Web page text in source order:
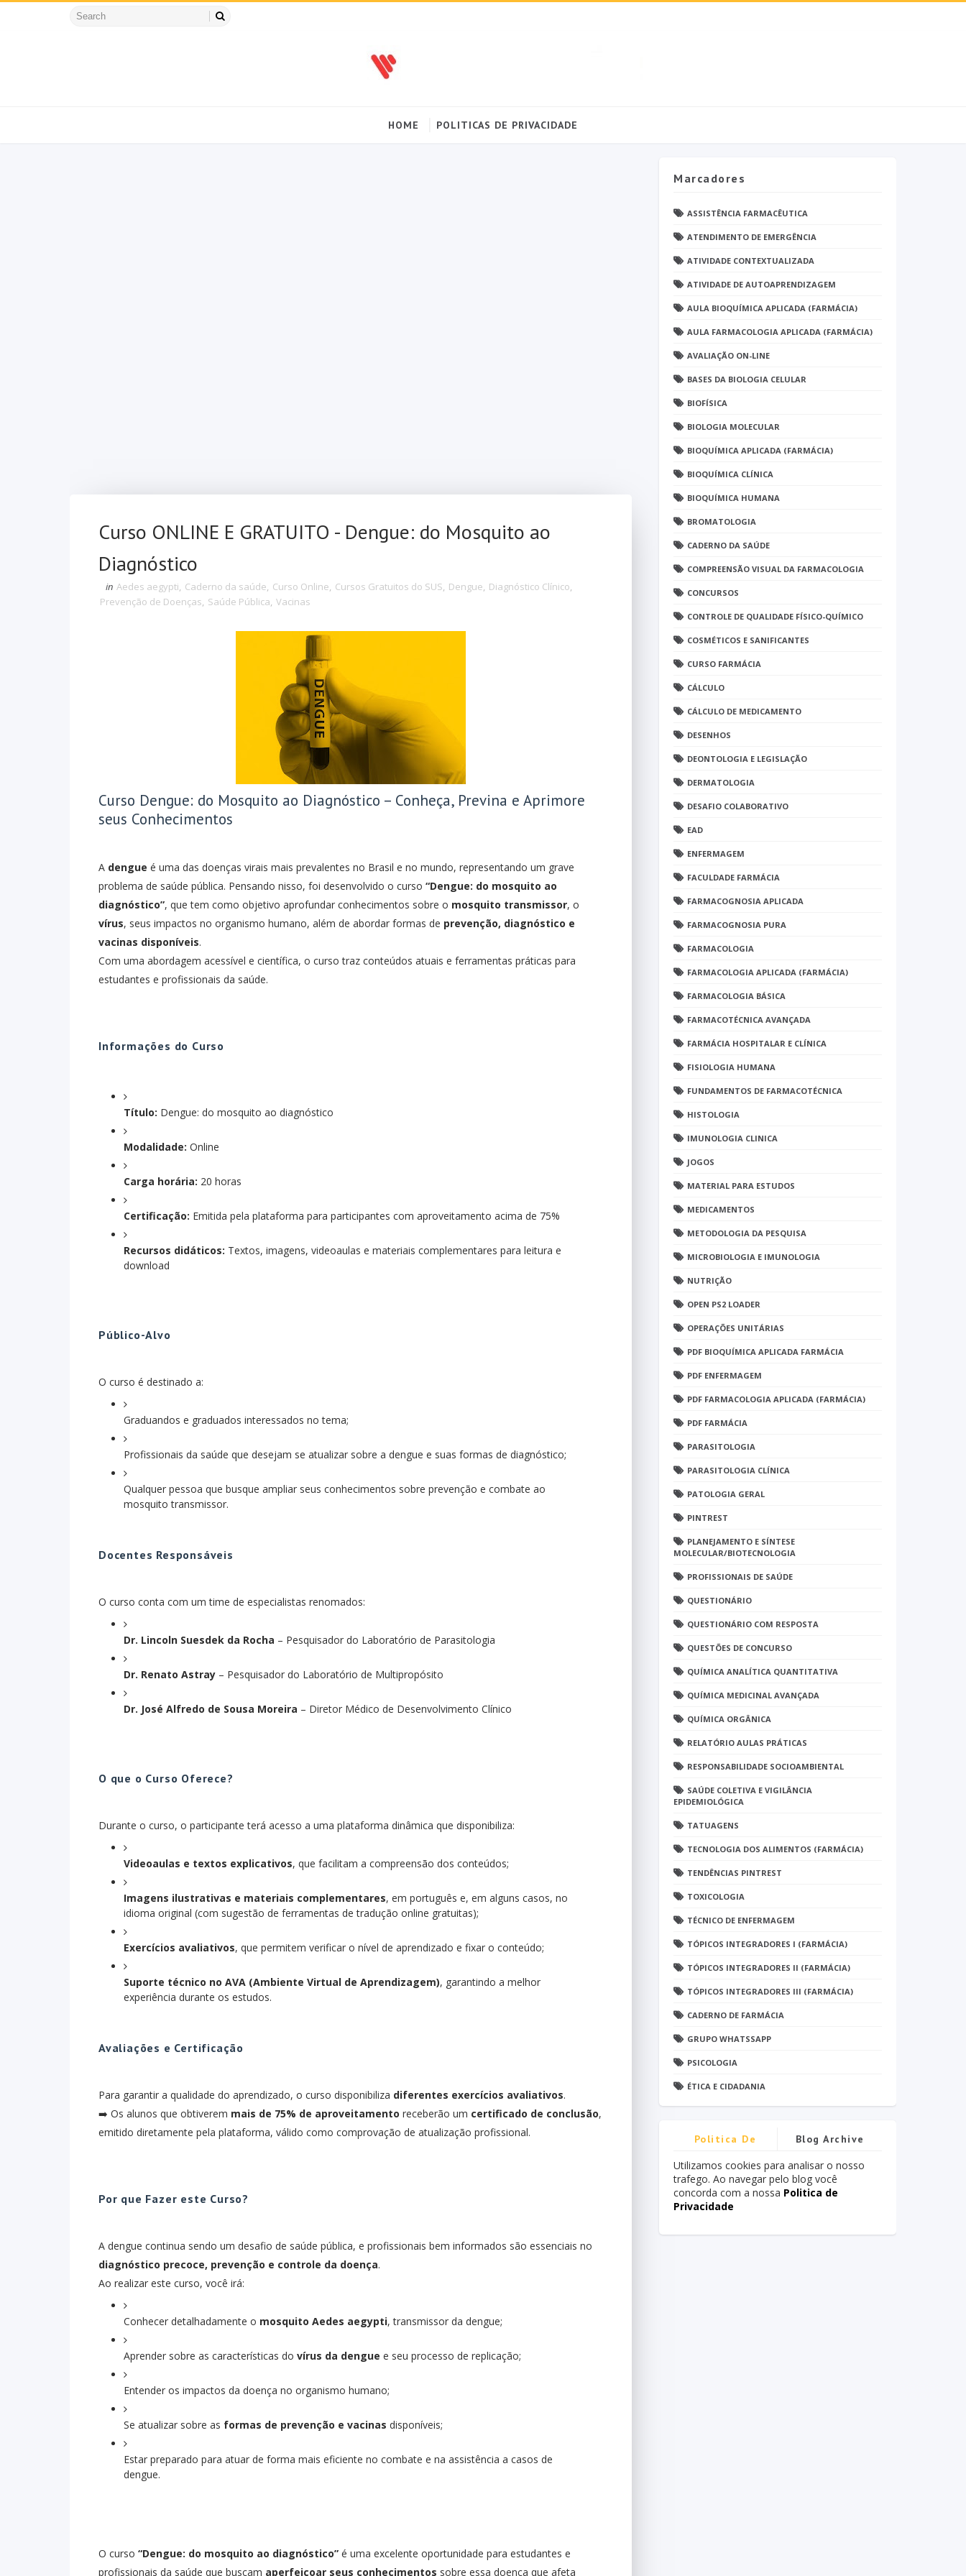
HOME POLITICAS DE PRIVACIDADE
Curso ONLINE E GRATUITO - Dengue: do Mosquito ao
Diagnóstico
in Aedes aegypti, Caderno da saúde, Curso Online, Cursos Gratuitos do SUS, Dengue, Diagnóstico Clínico,
Prevenção de Doenças, Saúde Pública, Vacinas
Curso Dengue: do Mosquito ao Diagnóstico – Conheça, Previna e Aprimore
seus Conhecimentos
A dengue é uma das doenças virais mais prevalentes no Brasil e no mundo, representando um grave
problema de saúde pública. Pensando nisso, foi desenvolvido o curso “Dengue: do mosquito ao
diagnóstico”, que tem como objetivo aprofundar conhecimentos sobre o mosquito transmissor, o
vírus, seus impactos no organismo humano, além de abordar formas de prevenção, diagnóstico e
vacinas disponíveis.
Com uma abordagem acessível e científica, o curso traz conteúdos atuais e ferramentas práticas para
estudantes e profissionais da saúde.
Informações do Curso
Título: Dengue: do mosquito ao diagnóstico
Modalidade: Online
Carga horária: 20 horas
Certificação: Emitida pela plataforma para participantes com aproveitamento acima de 75%
Recursos didáticos: Textos, imagens, videoaulas e materiais complementares para leitura e
download
Público-Alvo
O curso é destinado a:
Graduandos e graduados interessados no tema;
Profissionais da saúde que desejam se atualizar sobre a dengue e suas formas de diagnóstico;
Qualquer pessoa que busque ampliar seus conhecimentos sobre prevenção e combate ao
mosquito transmissor.
Docentes Responsáveis
O curso conta com um time de especialistas renomados:
Dr. Lincoln Suesdek da Rocha – Pesquisador do Laboratório de Parasitologia
Dr. Renato Astray – Pesquisador do Laboratório de Multipropósito
Dr. José Alfredo de Sousa Moreira – Diretor Médico de Desenvolvimento Clínico
O que o Curso Oferece?
Durante o curso, o participante terá acesso a uma plataforma dinâmica que disponibiliza:
Videoaulas e textos explicativos, que facilitam a compreensão dos conteúdos;
Imagens ilustrativas e materiais complementares, em português e, em alguns casos, no
idioma original (com sugestão de ferramentas de tradução online gratuitas);
Exercícios avaliativos, que permitem verificar o nível de aprendizado e fixar o conteúdo;
Suporte técnico no AVA (Ambiente Virtual de Aprendizagem), garantindo a melhor
experiência durante os estudos.
Avaliações e Certificação
Para garantir a qualidade do aprendizado, o curso disponibiliza diferentes exercícios avaliativos.
➡️ Os alunos que obtiverem mais de 75% de aproveitamento receberão um certificado de conclusão,
emitido diretamente pela plataforma, válido como comprovação de atualização profissional.
Por que Fazer este Curso?
A dengue continua sendo um desafio de saúde pública, e profissionais bem informados são essenciais no
diagnóstico precoce, prevenção e controle da doença.
Ao realizar este curso, você irá:
Conhecer detalhadamente o mosquito Aedes aegypti, transmissor da dengue;
Aprender sobre as características do vírus da dengue e seu processo de replicação;
Entender os impactos da doença no organismo humano;
Se atualizar sobre as formas de prevenção e vacinas disponíveis;
Estar preparado para atuar de forma mais eficiente no combate e na assistência a casos de
dengue.
O curso “Dengue: do mosquito ao diagnóstico” é uma excelente oportunidade para estudantes e
profissionais da saúde que buscam aperfeiçoar seus conhecimentos sobre essa doença que afeta
Marcadores
ASSISTÊNCIA FARMACÊUTICA
ATENDIMENTO DE EMERGÊNCIA
ATIVIDADE CONTEXTUALIZADA
ATIVIDADE DE AUTOAPRENDIZAGEM
AULA BIOQUÍMICA APLICADA (FARMÁCIA)
AULA FARMACOLOGIA APLICADA (FARMÁCIA)
AVALIAÇÃO ON-LINE
BASES DA BIOLOGIA CELULAR
BIOFÍSICA
BIOLOGIA MOLECULAR
BIOQUÍMICA APLICADA (FARMÁCIA)
BIOQUÍMICA CLÍNICA
BIOQUÍMICA HUMANA
BROMATOLOGIA
CADERNO DA SAÚDE
COMPREENSÃO VISUAL DA FARMACOLOGIA
CONCURSOS
CONTROLE DE QUALIDADE FÍSICO-QUÍMICO
COSMÉTICOS E SANIFICANTES
CURSO FARMÁCIA
CÁLCULO
CÁLCULO DE MEDICAMENTO
DESENHOS
DEONTOLOGIA E LEGISLAÇÃO
DERMATOLOGIA
DESAFIO COLABORATIVO
EAD
ENFERMAGEM
FACULDADE FARMÁCIA
FARMACOGNOSIA APLICADA
FARMACOGNOSIA PURA
FARMACOLOGIA
FARMACOLOGIA APLICADA (FARMÁCIA)
FARMACOLOGIA BÁSICA
FARMACOTÉCNICA AVANÇADA
FARMÁCIA HOSPITALAR E CLÍNICA
FISIOLOGIA HUMANA
FUNDAMENTOS DE FARMACOTÉCNICA
HISTOLOGIA
IMUNOLOGIA CLINICA
JOGOS
MATERIAL PARA ESTUDOS
MEDICAMENTOS
METODOLOGIA DA PESQUISA
MICROBIOLOGIA E IMUNOLOGIA
NUTRIÇÃO
OPEN PS2 LOADER
OPERAÇÕES UNITÁRIAS
PDF BIOQUÍMICA APLICADA FARMÁCIA
PDF ENFERMAGEM
PDF FARMACOLOGIA APLICADA (FARMÁCIA)
PDF FARMÁCIA
PARASITOLOGIA
PARASITOLOGIA CLÍNICA
PATOLOGIA GERAL
PINTREST
PLANEJAMENTO E SÍNTESE
MOLECULAR/BIOTECNOLOGIA
PROFISSIONAIS DE SAÚDE
QUESTIONÁRIO
QUESTIONÁRIO COM RESPOSTA
QUESTÕES DE CONCURSO
QUÍMICA ANALÍTICA QUANTITATIVA
QUÍMICA MEDICINAL AVANÇADA
QUÍMICA ORGÂNICA
RELATÓRIO AULAS PRÁTICAS
RESPONSABILIDADE SOCIOAMBIENTAL
SAÚDE COLETIVA E VIGILÂNCIA
EPIDEMIOLÓGICA
TATUAGENS
TECNOLOGIA DOS ALIMENTOS (FARMÁCIA)
TENDÊNCIAS PINTREST
TOXICOLOGIA
TÉCNICO DE ENFERMAGEM
TÓPICOS INTEGRADORES I (FARMÁCIA)
TÓPICOS INTEGRADORES II (FARMÁCIA)
TÓPICOS INTEGRADORES III (FARMÁCIA)
CADERNO DE FARMÁCIA
GRUPO WHATSSAPP
PSICOLOGIA
ÉTICA E CIDADANIA
Politica De
Privacidade
Blog Archive
Utilizamos cookies para analisar o nosso
trafego. Ao navegar pelo blog você
concorda com a nossa Politica de
Privacidade